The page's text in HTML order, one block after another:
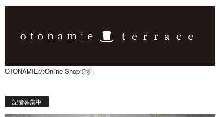
OTONAMIEのOnline Shopです。
記者募集中